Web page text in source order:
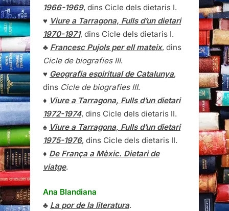
1966-1969, dins Cicle dels dietaris I.
♥ Viure a Tarragona, Fulls d’un dietari
1970-1971, dins Cicle dels dietaris I.
♣ Francesc Pujols per ell mateix, dins
Cicle de biografies III.
♥ Geografia espiritual de Catalunya,
dins Cicle de biografies III.
♦ Viure a Tarragona, Fulls d’un dietari
1972-1974, dins Cicle dels dietaris II.
♠ Viure a Tarragona, Fulls d’un dietari
1975-1976, dins Cicle dels dietaris II.
♦ De França a Mèxic. Dietari de
viatge.
Ana Blandiana
♣ La por de la literatura.